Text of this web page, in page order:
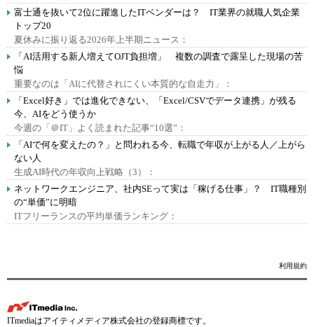
富士通を抜いて2位に躍進したITベンダーは？ IT業界の就職人気企業
トップ20
夏休みに振り返る2026年上半期ニュース：
「AI活用する新人増えてOJT負担増」 複数の調査で露呈した現場の苦
悩
重要なのは「AIに代替されにくい本質的な自走力」：
「Excel好き」では進化できない、「Excel/CSVでデータ連携」が残る
今、AIをどう使うか
今週の「＠IT」よく読まれた記事“10選”：
「AIで何を変えたの？」と問われる今、転職で年収が上がる人／上がら
ない人
生成AI時代の年収向上戦略（3）：
ネットワークエンジニア、社内SEって実は「稼げる仕事」？ IT職種別
の“単価”に明暗
ITフリーランスの平均単価ランキング：
利用規約
ITmediaはアイティメディア株式会社の登録商標です。